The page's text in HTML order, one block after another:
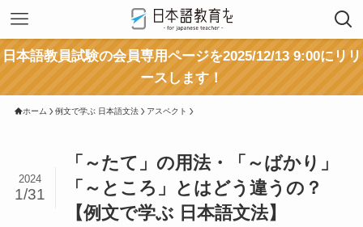
日本語教員試験の会員専用ページを2025/12/13 9:00にリリ
ースします！
ホーム 例文で学ぶ 日本語文法 アスペクト
「～たて」の用法・「～ばかり」
「～ところ」とはどう違うの？
【例文で学ぶ 日本語文法】
2024
1/31